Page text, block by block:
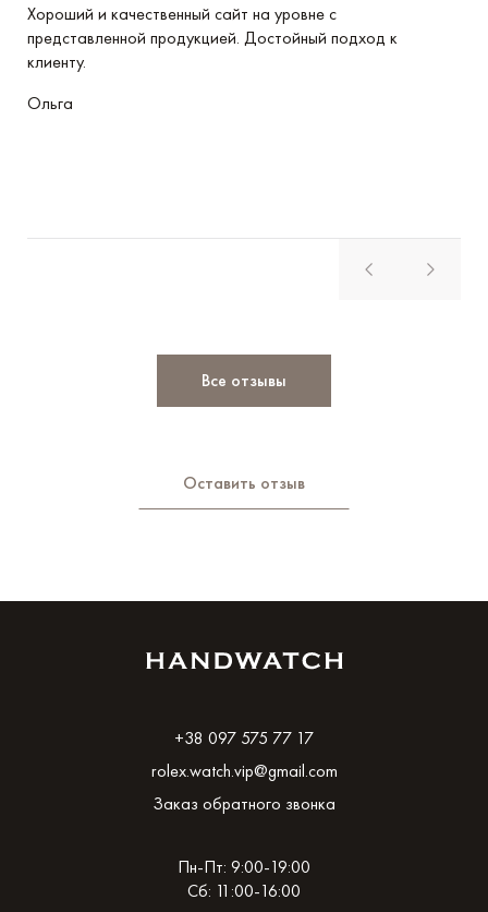
Хороший и качественный сайт на уровне с
представленной продукцией. Достойный подход к
клиенту.
Ольга
Все отзывы
Оставить отзыв
+38 097 575 77 17
rolex.watch.vip@gmail.com
Заказ обратного звонка
Пн-Пт: 9:00-19:00
Сб: 11:00-16:00